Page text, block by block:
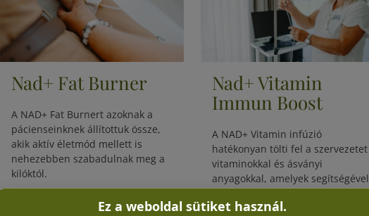
Nad+ Fat Burner
A NAD+ Fat Burnert azoknak a
pácienseinknek állítottuk össze,
akik aktív életmód mellett is
nehezebben szabadulnak meg a
kilóktól.
Nad+ Vitamin
Immun Boost
A NAD+ Vitamin infúzió
hatékonyan tölti fel a szervezetet
vitaminokkal és ásványi
anyagokkal, amelyek segítségével
fizikai erőnlétünket.
Ez a weboldal sütiket használ.